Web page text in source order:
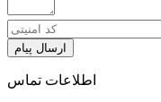
ارسال پیام
اطلاعات تماس